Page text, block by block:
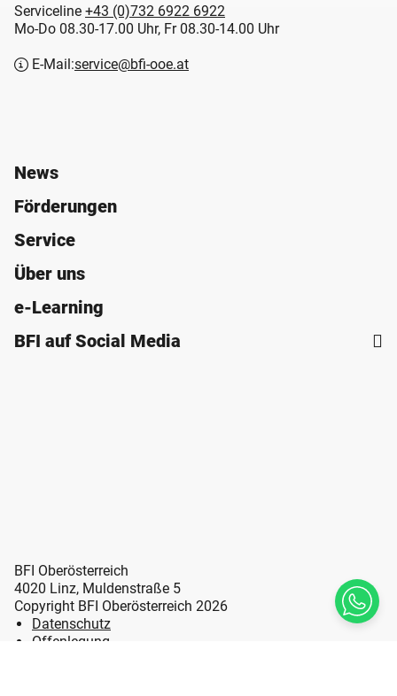
Serviceline +43 (0)732 6922 6922
Mo-Do 08.30-17.00 Uhr, Fr 08.30-14.00 Uhr
E-Mail:service@bfi-ooe.at
News
Förderungen
Service
Über uns
e-Learning
BFI auf Social Media
BFI Oberösterreich
4020 Linz, Muldenstraße 5
Copyright BFI Oberösterreich 2026
Datenschutz
Offenlegung